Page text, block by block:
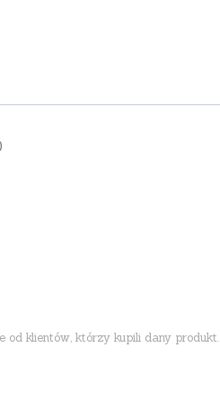
klientów, którzy kupili dany produkt.